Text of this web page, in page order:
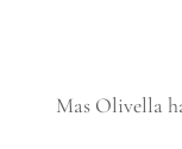
Mas Olivella